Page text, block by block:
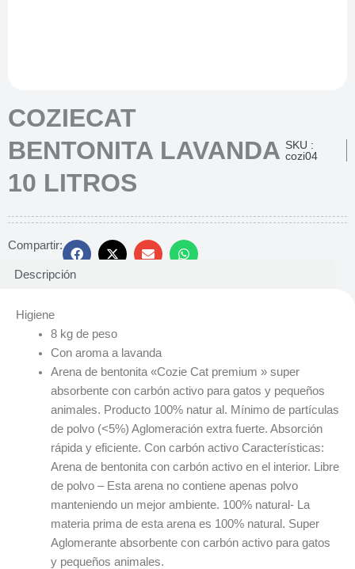
COZIECAT
BENTONITA LAVANDA
10 LITROS
SKU :
cozi04
Compartir:
Descripción
Higiene
8 kg de peso
Con aroma a lavanda
Arena de bentonita «Cozie Cat premium » super
absorbente con carbón activo para gatos y pequeños
animales. Producto 100% natur al. Mínimo de partículas
de polvo (<5%) Aglomeración extra fuerte. Absorción
rápida y eficiente. Con carbón activo Características:
Arena de bentonita con carbón activo en el interior. Libre
de polvo – Esta arena no contiene apenas polvo
manteniendo un mejor ambiente. 100% natural- La
materia prima de esta arena es 100% natural. Super
Aglomerante absorbente con carbón activo para gatos
y pequeños animales.